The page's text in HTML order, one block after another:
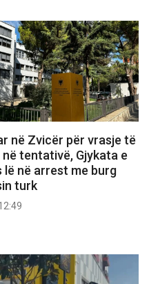
në Zvicër për vrasje të
tentativë, Gjykata e
lë në arrest me burg
turk